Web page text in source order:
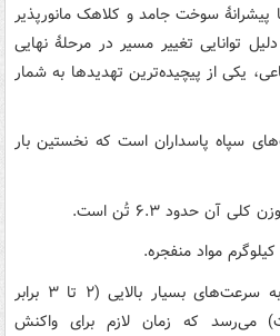
که با پیشرانهٔ سوخت جامد و کلاهک مانورپذیر
توانایی تغییر مسیر در مرحلهٔ نهایی
یکی از پیچیده‌ترین تهدیدها به شمار
سپاه پاسداران است که نخستین بار
سرعت: در مرحلهٔ ورود به جو به سرعت‌های بسیار بالایی (۲ تا ۳ برابر
که زمان لازم برای واکنش